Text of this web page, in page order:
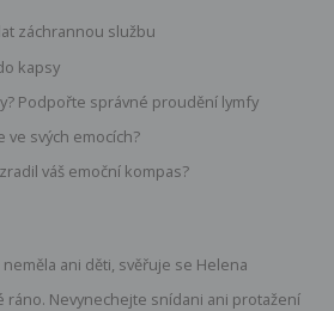
záchrannou službu
kapsy
Podpořte správné proudění lymfy
ve svých emocích?
váš emoční kompas?
ani děti, svěřuje se Helena
ráno. Nevynechejte snídani ani protažení